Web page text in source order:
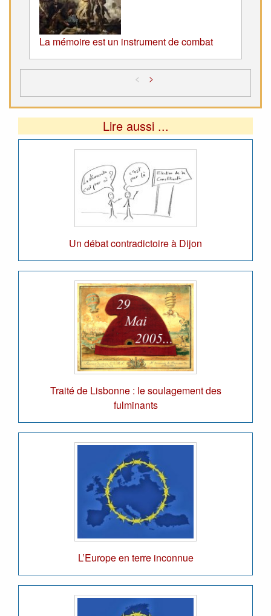
La mémoire est un instrument de combat
< >
Lire aussi ...
Un débat contradictoire à Dijon
Traité de Lisbonne : le soulagement des
fulminants
L’Europe en terre inconnue